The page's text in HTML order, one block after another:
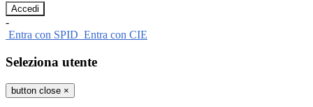
-
Entra con SPID Entra con CIE
Seleziona utente
button close ×